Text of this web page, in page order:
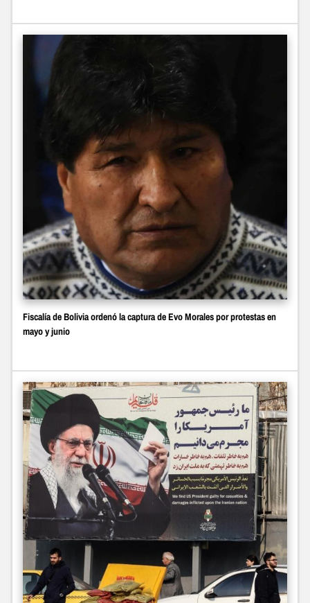
Fiscalía de Bolivia ordenó la captura de Evo Morales por protestas en
mayo y junio